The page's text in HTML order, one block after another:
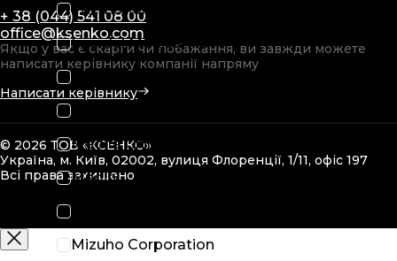
International Biomedical
Laerdal Medical AS
Löwenstein
Medifa GmbH
Medin
Mizuho Corporation
+ 38 (044) 541 08 00
office@ksenko.com
Якщо у вас є скарги чи побажання, ви завжди можете
написати керівнику компанії напряму
Написати керівнику
© 2026 ТОВ «КСЕНКО»
Україна, м. Київ, 02002, вулиця Флоренції, 1/11, офіс 197
Всі права захищено